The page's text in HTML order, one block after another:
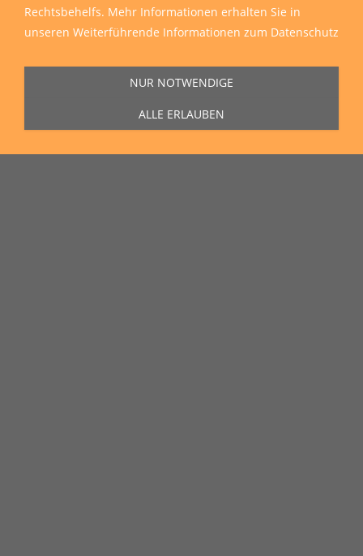
Rechtsbehelfs. Mehr Informationen erhalten Sie in
unseren Weiterführende Informationen zum Datenschutz
NUR NOTWENDIGE
ALLE ERLAUBEN